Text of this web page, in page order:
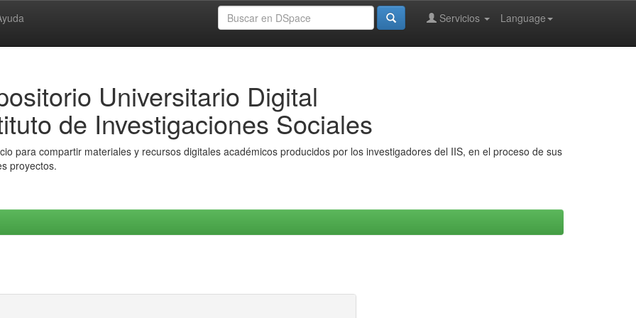
Language
Servicios
Universitario Digital
de Investigaciones Sociales
para compartir materiales y recursos digitales académicos producidos por los investigadores del IIS, en el proceso de sus
proyectos.